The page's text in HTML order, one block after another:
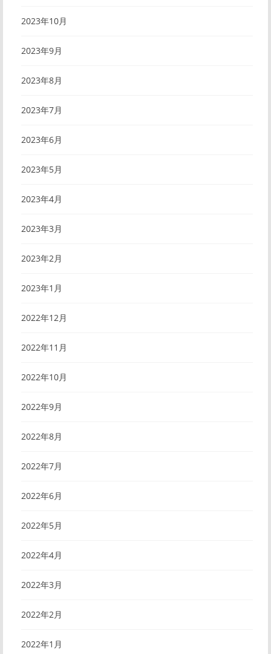
2023年10月
2023年9月
2023年8月
2023年7月
2023年6月
2023年5月
2023年4月
2023年3月
2023年2月
2023年1月
2022年12月
2022年11月
2022年10月
2022年9月
2022年8月
2022年7月
2022年6月
2022年5月
2022年4月
2022年3月
2022年2月
2022年1月